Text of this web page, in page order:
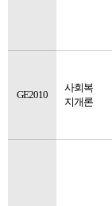
GE2010
사회복
지개론